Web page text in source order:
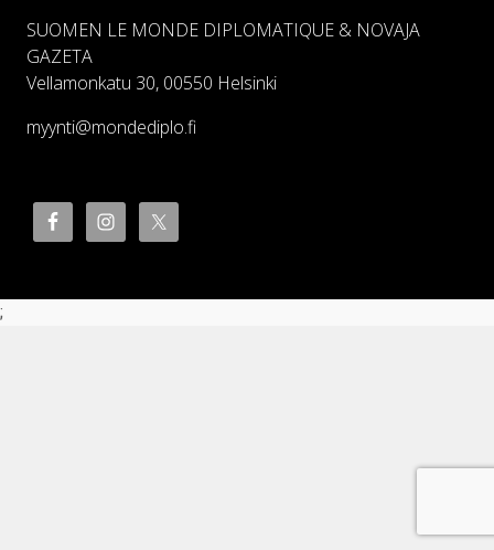
SUOMEN LE MONDE DIPLOMATIQUE & NOVAJA
GAZETA
Vellamonkatu 30, 00550 Helsinki
myynti@mondediplo.fi
;